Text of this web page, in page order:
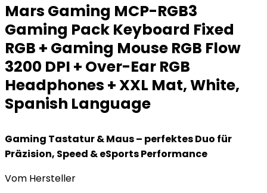
Mars Gaming MCP-RGB3
Gaming Pack Keyboard Fixed
RGB + Gaming Mouse RGB Flow
3200 DPI + Over-Ear RGB
Headphones + XXL Mat, White,
Spanish Language
Gaming Tastatur & Maus – perfektes Duo für
Präzision, Speed & eSports Performance
Vom Hersteller